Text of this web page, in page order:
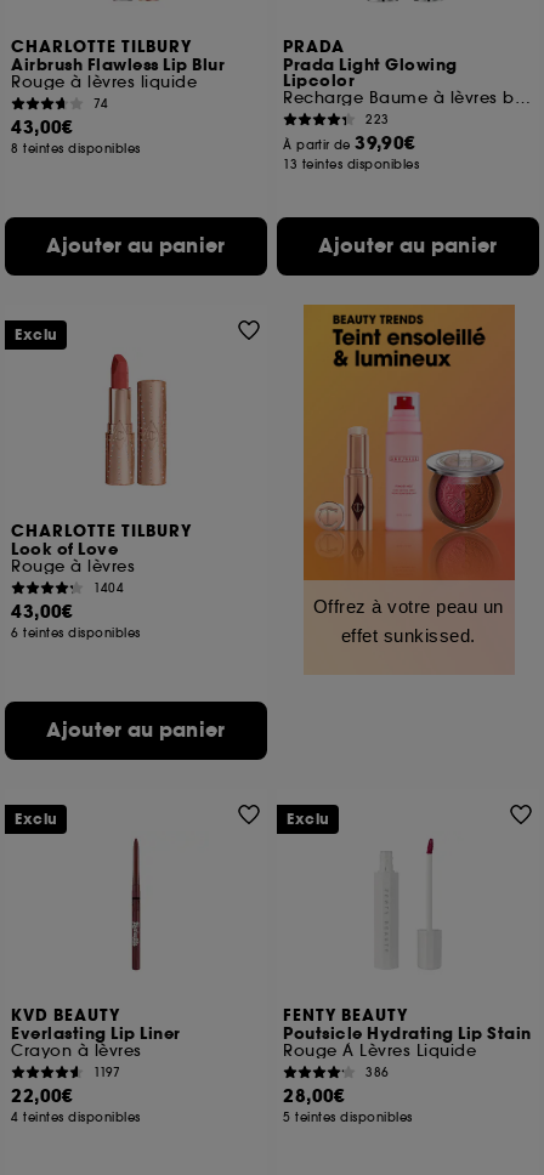
CHARLOTTE TILBURY
Airbrush Flawless Lip Blur
Rouge à lèvres liquide
74
43,00€
8 teintes disponibles
Ajouter au panier
PRADA
Prada Light Glowing
Lipcolor
Recharge Baume à lèvres brillant et teinté
223
À partir de39,90€
13 teintes disponibles
Ajouter au panier
CHARLOTTE TILBURY
Look of Love
Rouge à lèvres
1404
43,00€
6 teintes disponibles
Ajouter au panier
Exclu
Offrez à votre peau un
effet sunkissed.
KVD BEAUTY
Everlasting Lip Liner
Crayon à lèvres
1197
22,00€
4 teintes disponibles
Exclu
FENTY BEAUTY
Poutsicle Hydrating Lip Stain
Rouge À Lèvres Liquide
386
28,00€
5 teintes disponibles
Exclu